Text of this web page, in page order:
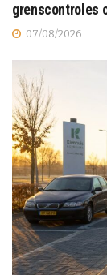
grenscontroles
07/08/2026